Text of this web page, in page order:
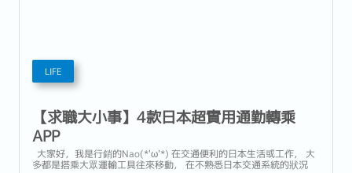
LIFE
【求職大小事】4款日本超實用通勤轉乘
APP
大家好，我是行銷的Nao(*'ω'*) 在交通便利的日本生活或工作， 大
多都是搭乘大眾運輸工具往來移動， 在不熟悉日本交通系統的狀況